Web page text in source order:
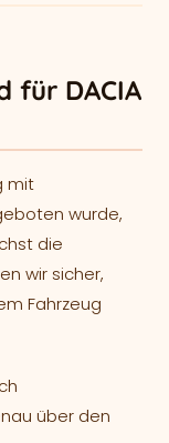
für DACIA
mit
wurde,
die
wir sicher,
Fahrzeug
über den